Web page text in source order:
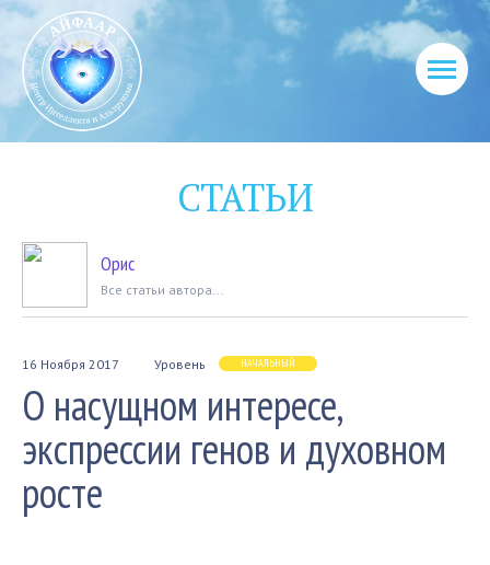
СТАТЬИ
Орис
Вcе статьи автора...
16 Ноября 2017 Уровень НАЧАЛЬНЫЙ
О насущном интересе,
экспрессии генов и духовном
росте